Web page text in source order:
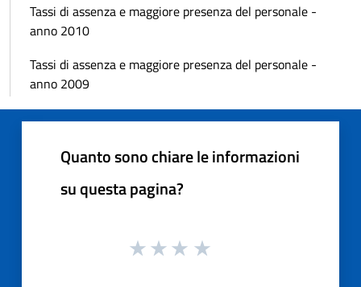
Tassi di assenza e maggiore presenza del personale -
anno 2010
Tassi di assenza e maggiore presenza del personale -
anno 2009
Quanto sono chiare le informazioni
su questa pagina?